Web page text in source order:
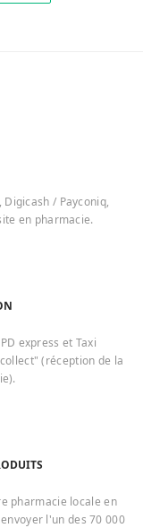
/ Payconiq,
en pharmacie.
express et Taxi
(réception de la
pharmacie locale en
l'un des 70 000